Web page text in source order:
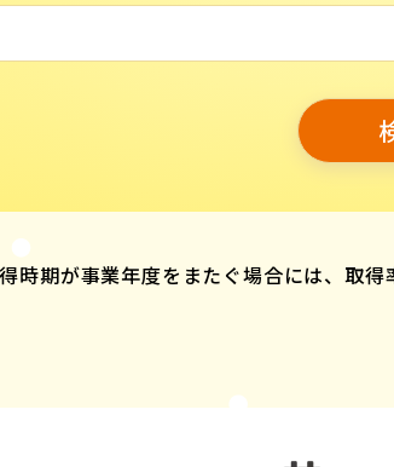
期が事業年度をまたぐ場合には、取得